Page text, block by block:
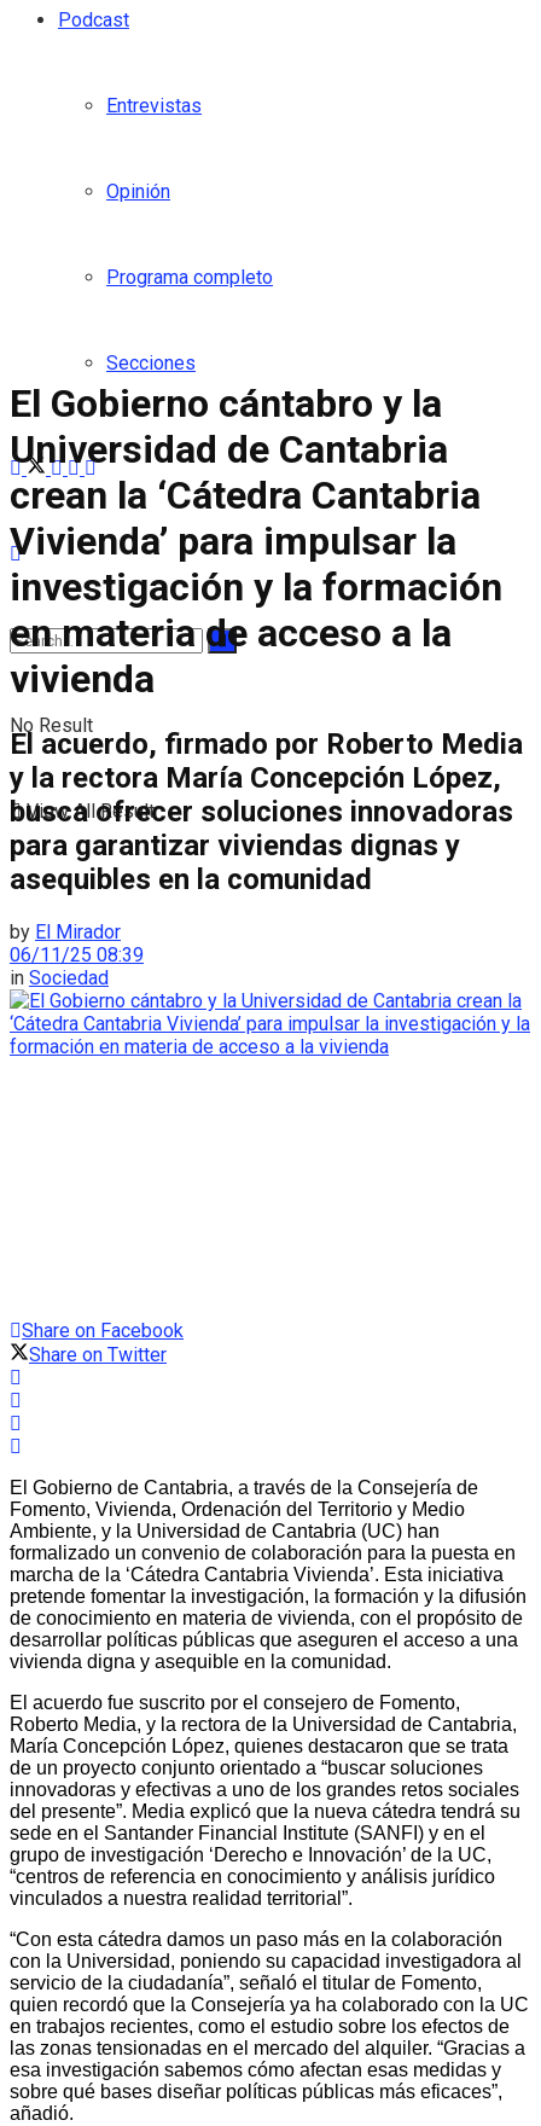
Podcast
Entrevistas
Opinión
Programa completo
Secciones
No Result
View All Result
El Gobierno cántabro y la
Universidad de Cantabria
crean la ‘Cátedra Cantabria
Vivienda’ para impulsar la
investigación y la formación
en materia de acceso a la
vivienda
El acuerdo, firmado por Roberto Media
y la rectora María Concepción López,
busca ofrecer soluciones innovadoras
para garantizar viviendas dignas y
asequibles en la comunidad
by El Mirador
06/11/25 08:39
in Sociedad
Share on Facebook
Share on Twitter
El Gobierno de Cantabria, a través de la Consejería de
Fomento, Vivienda, Ordenación del Territorio y Medio
Ambiente, y la Universidad de Cantabria (UC) han
formalizado un convenio de colaboración para la puesta en
marcha de la ‘Cátedra Cantabria Vivienda’. Esta iniciativa
pretende fomentar la investigación, la formación y la difusión
de conocimiento en materia de vivienda, con el propósito de
desarrollar políticas públicas que aseguren el acceso a una
vivienda digna y asequible en la comunidad.
El acuerdo fue suscrito por el consejero de Fomento,
Roberto Media, y la rectora de la Universidad de Cantabria,
María Concepción López, quienes destacaron que se trata
de un proyecto conjunto orientado a “buscar soluciones
innovadoras y efectivas a uno de los grandes retos sociales
del presente”. Media explicó que la nueva cátedra tendrá su
sede en el Santander Financial Institute (SANFI) y en el
grupo de investigación ‘Derecho e Innovación’ de la UC,
“centros de referencia en conocimiento y análisis jurídico
vinculados a nuestra realidad territorial”.
“Con esta cátedra damos un paso más en la colaboración
con la Universidad, poniendo su capacidad investigadora al
servicio de la ciudadanía”, señaló el titular de Fomento,
quien recordó que la Consejería ya ha colaborado con la UC
en trabajos recientes, como el estudio sobre los efectos de
las zonas tensionadas en el mercado del alquiler. “Gracias a
esa investigación sabemos cómo afectan esas medidas y
sobre qué bases diseñar políticas públicas más eficaces”,
añadió.